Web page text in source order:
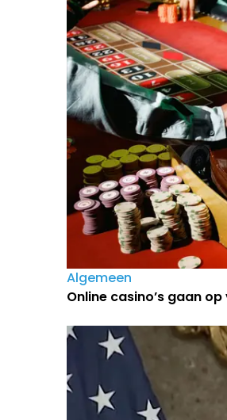
Algemeen
Online casino’s gaan